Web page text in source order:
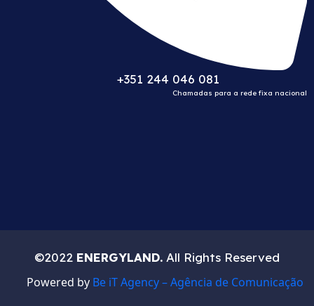
+351 244 046 081
Chamadas para a rede fixa nacional
©2022 ENERGYLAND. All Rights Reserved
Powered by Be iT Agency – Agência de Comunicação